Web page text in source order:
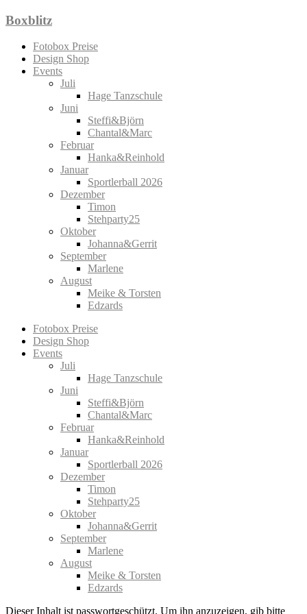
Zum
springen
Boxblitz
Fotobox Preise
Design Shop
Events
Juli
Hage Tanzschule
Juni
Steffi&Björn
Chantal&Marc
Februar
Hanka&Reinhold
Januar
Sportlerball 2026
Dezember
Timon
Stehparty25
Oktober
Johanna&Gerrit
September
Marlene
August
Meike & Torsten
Edzards
Fotobox Preise
Design Shop
Events
Juli
Hage Tanzschule
Juni
Steffi&Björn
Chantal&Marc
Februar
Hanka&Reinhold
Januar
Sportlerball 2026
Dezember
Timon
Stehparty25
Oktober
Johanna&Gerrit
September
Marlene
August
Meike & Torsten
Edzards
Dieser Inhalt ist passwortgeschützt. Um ihn anzuzeigen, gib bitte